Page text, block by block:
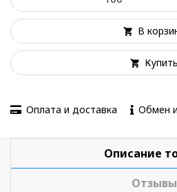
В
Купить
Оплата и доставка Обмен
Описание
Отзывы